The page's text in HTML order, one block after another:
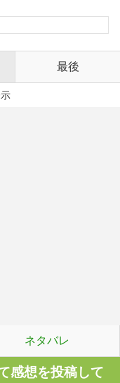
最後
ネタバレ
感想を投稿して